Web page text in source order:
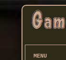
MENU